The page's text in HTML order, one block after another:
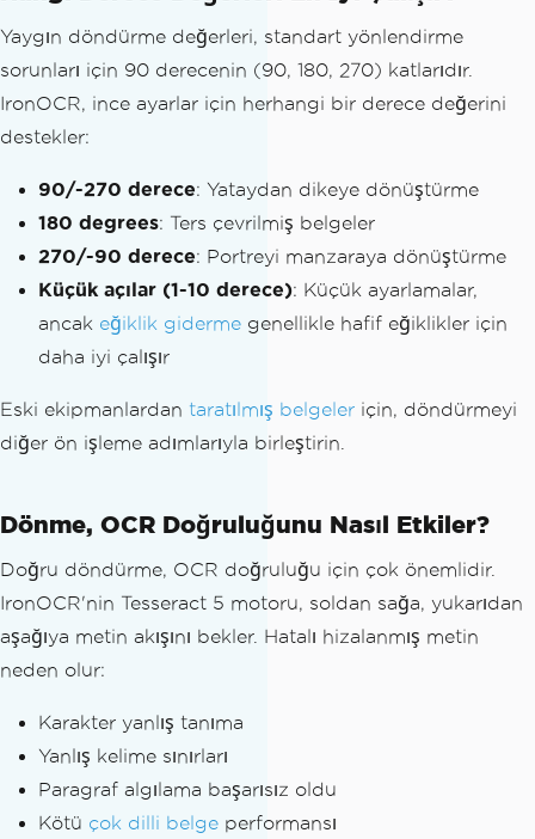
Yaygın döndürme değerleri, standart yönlendirme
sorunları için 90 derecenin (90, 180, 270) katlarıdır.
IronOCR, ince ayarlar için herhangi bir derece değerini
destekler:
90/-270 derece: Yataydan dikeye dönüştürme
180 degrees: Ters çevrilmiş belgeler
270/-90 derece: Portreyi manzaraya dönüştürme
Küçük açılar (1-10 derece): Küçük ayarlamalar,
ancak eğiklik giderme genellikle hafif eğiklikler için
daha iyi çalışır
Eski ekipmanlardan taratılmış belgeler için, döndürmeyi
diğer ön işleme adımlarıyla birleştirin.
Dönme, OCR Doğruluğunu Nasıl Etkiler?
Doğru döndürme, OCR doğruluğu için çok önemlidir.
IronOCR'nin Tesseract 5 motoru, soldan sağa, yukarıdan
aşağıya metin akışını bekler. Hatalı hizalanmış metin
neden olur:
Karakter yanlış tanıma
Yanlış kelime sınırları
Paragraf algılama başarısız oldu
Kötü çok dilli belge performansı